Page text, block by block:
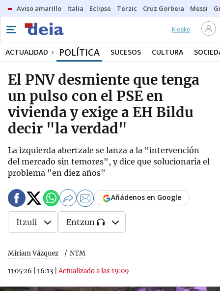
Aviso amarillo Italia Eclipse Terzic Cruz Gorbeia Messi
Kiosko
ACTUALIDAD POLÍTICA SUCESOS CULTURA
El PNV desmiente que tenga
un pulso con el PSE en
vivienda y exige a EH Bildu
decir "la verdad"
La izquierda abertzale se lanza a la "intervención
del mercado sin temores", y dice que solucionaría el
problema "en diez años"
Míriam Vázquez NTM
11·05·26 16:13 |Actualizado a las 19:09
Añádenos en Google
Itzuli Entzun